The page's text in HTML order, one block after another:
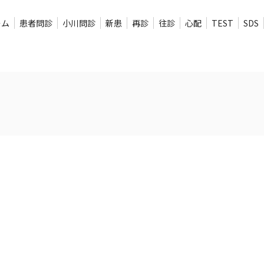
患者問診 小川問診 新患 再診 往診 心配 TEST SDS